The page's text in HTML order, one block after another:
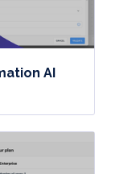
AI